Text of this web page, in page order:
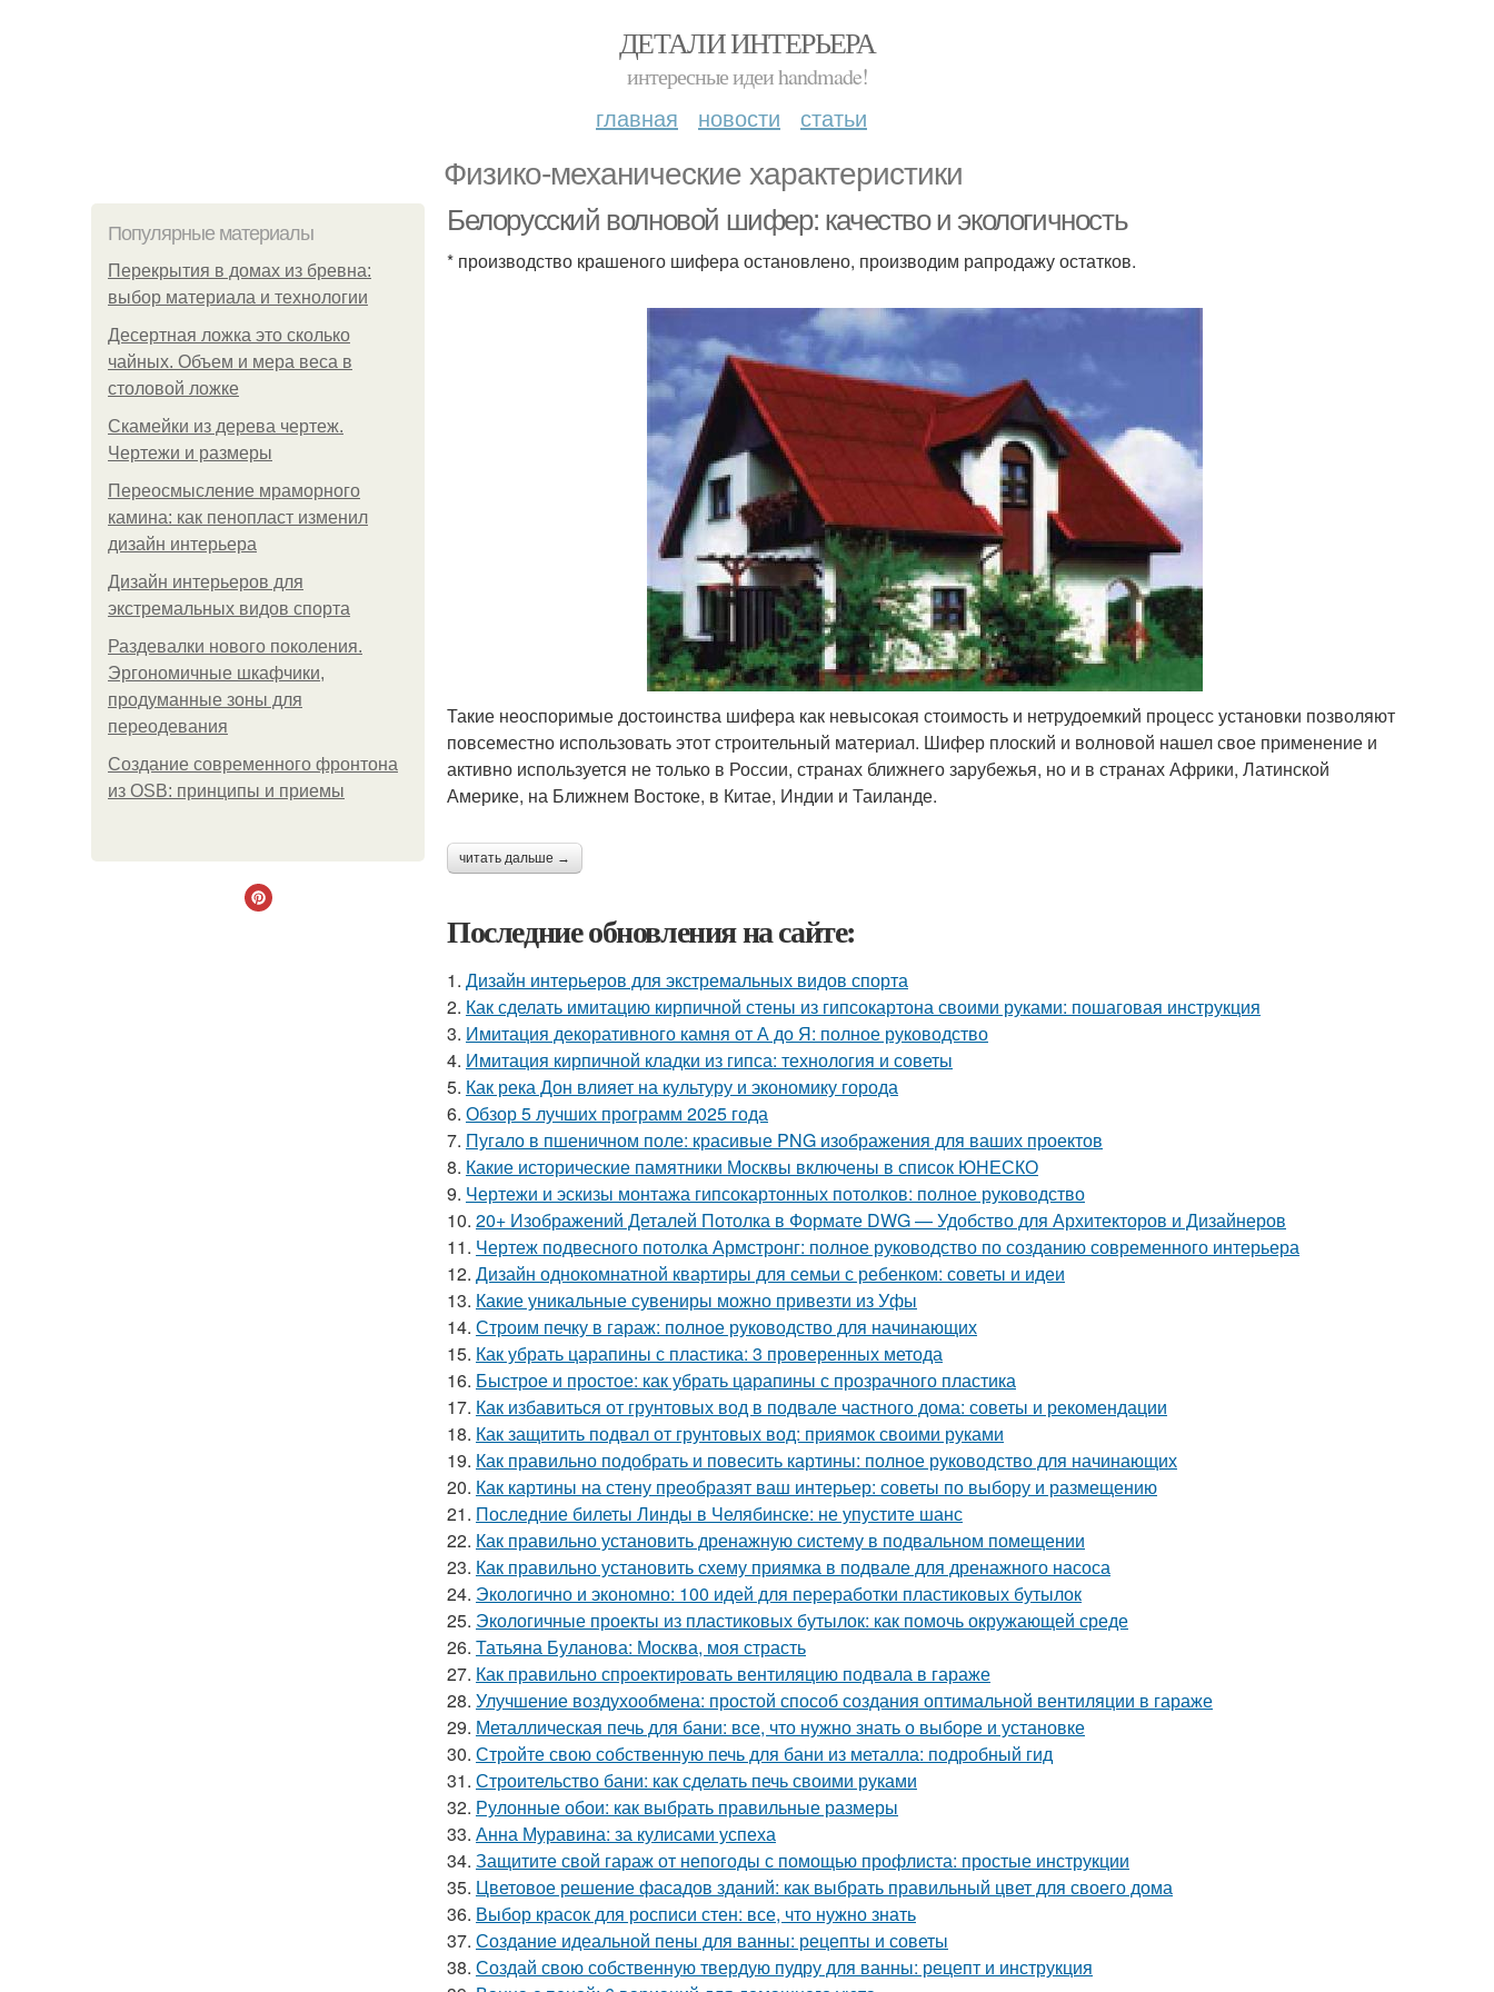
ДЕТАЛИ ИНТЕРЬЕРА
интересные идеи handmade!
главная новости статьи
Физико-механические характеристики
Популярные материалы
Перекрытия в домах из бревна:
выбор материала и технологии
Десертная ложка это сколько
чайных. Объем и мера веса в
столовой ложке
Скамейки из дерева чертеж.
Чертежи и размеры
Переосмысление мраморного
камина: как пенопласт изменил
дизайн интерьера
Дизайн интерьеров для
экстремальных видов спорта
Раздевалки нового поколения.
Эргономичные шкафчики,
продуманные зоны для
переодевания
Создание современного фронтона
из OSB: принципы и приемы
Белорусский волновой шифер: качество и экологичность
* производство крашеного шифера остановлено, производим рапродажу остатков.
Такие неоспоримые достоинства шифера как невысокая стоимость и нетрудоемкий процесс установки позволяют
повсеместно использовать этот строительный материал. Шифер плоский и волновой нашел свое применение и
активно используется не только в России, странах ближнего зарубежья, но и в странах Африки, Латинской
Америке, на Ближнем Востоке, в Китае, Индии и Таиланде.
читать дальше →
Последние обновления на сайте:
1. Дизайн интерьеров для экстремальных видов спорта
2. Как сделать имитацию кирпичной стены из гипсокартона своими руками: пошаговая инструкция
3. Имитация декоративного камня от А до Я: полное руководство
4. Имитация кирпичной кладки из гипса: технология и советы
5. Как река Дон влияет на культуру и экономику города
6. Обзор 5 лучших программ 2025 года
7. Пугало в пшеничном поле: красивые PNG изображения для ваших проектов
8. Какие исторические памятники Москвы включены в список ЮНЕСКО
9. Чертежи и эскизы монтажа гипсокартонных потолков: полное руководство
10. 20+ Изображений Деталей Потолка в Формате DWG — Удобство для Архитекторов и Дизайнеров
11. Чертеж подвесного потолка Армстронг: полное руководство по созданию современного интерьера
12. Дизайн однокомнатной квартиры для семьи с ребенком: советы и идеи
13. Какие уникальные сувениры можно привезти из Уфы
14. Строим печку в гараж: полное руководство для начинающих
15. Как убрать царапины с пластика: 3 проверенных метода
16. Быстрое и простое: как убрать царапины с прозрачного пластика
17. Как избавиться от грунтовых вод в подвале частного дома: советы и рекомендации
18. Как защитить подвал от грунтовых вод: приямок своими руками
19. Как правильно подобрать и повесить картины: полное руководство для начинающих
20. Как картины на стену преобразят ваш интерьер: советы по выбору и размещению
21. Последние билеты Линды в Челябинске: не упустите шанс
22. Как правильно установить дренажную систему в подвальном помещении
23. Как правильно установить схему приямка в подвале для дренажного насоса
24. Экологично и экономно: 100 идей для переработки пластиковых бутылок
25. Экологичные проекты из пластиковых бутылок: как помочь окружающей среде
26. Татьяна Буланова: Москва, моя страсть
27. Как правильно спроектировать вентиляцию подвала в гараже
28. Улучшение воздухообмена: простой способ создания оптимальной вентиляции в гараже
29. Металлическая печь для бани: все, что нужно знать о выборе и установке
30. Стройте свою собственную печь для бани из металла: подробный гид
31. Строительство бани: как сделать печь своими руками
32. Рулонные обои: как выбрать правильные размеры
33. Анна Муравина: за кулисами успеха
34. Защитите свой гараж от непогоды с помощью профлиста: простые инструкции
35. Цветовое решение фасадов зданий: как выбрать правильный цвет для своего дома
36. Выбор красок для росписи стен: все, что нужно знать
37. Создание идеальной пены для ванны: рецепты и советы
38. Создай свою собственную твердую пудру для ванны: рецепт и инструкция